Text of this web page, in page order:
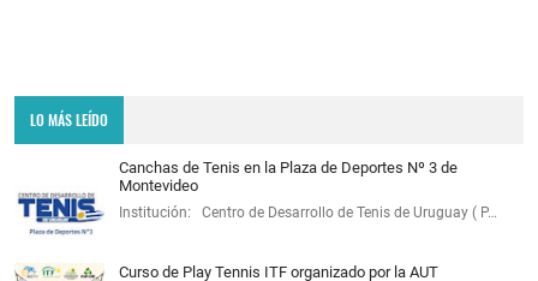
LO MÁS LEÍDO
Canchas de Tenis en la Plaza de Deportes Nº 3 de
Montevideo
Institución: Centro de Desarrollo de Tenis de Uruguay ( P…
Curso de Play Tennis ITF organizado por la AUT